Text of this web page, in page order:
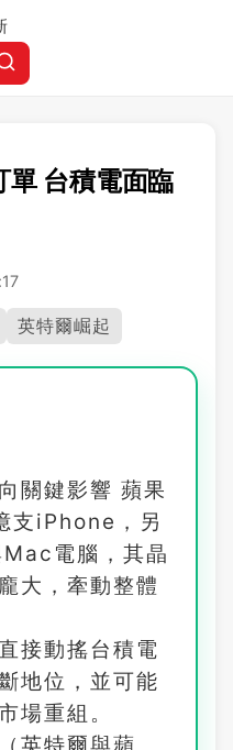
單 台積電面臨
英特爾崛起
關鍵影響 蘋果
支iPhone，另
電腦，其晶
大，牽動整體
接動搖台積電
地位，並可能
場重組。
英特爾與蘋